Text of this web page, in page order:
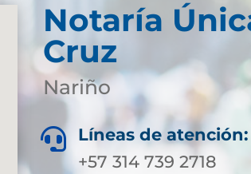
Notaría
Cruz
Nariño

Líneas de atención:
+57 314 739 2718